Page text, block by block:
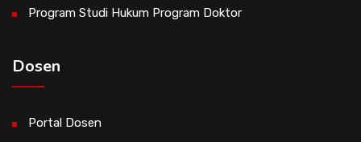
Program Studi Hukum Program Doktor
Dosen
Portal Dosen